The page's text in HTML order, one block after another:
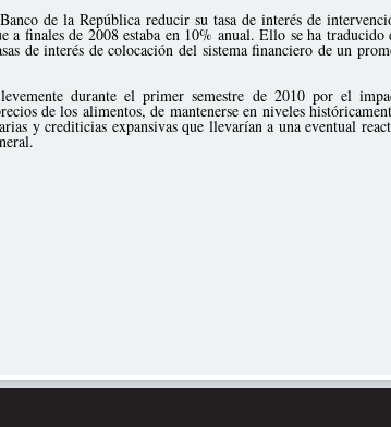
de la República reducir su tasa de interés de
finales de 2008 estaba en 10% anual. Ello se ha traducido
de interés de colocación del sistema financiero de un
durante el primer semestre de 2010 por el
de los alimentos, de mantenerse en niveles
y crediticias expansivas que llevarían a una eventual